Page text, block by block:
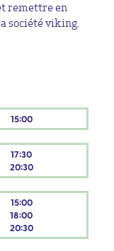
remettre en
société viking.
15:00
17:30
20:30
15:00
18:00
20:30